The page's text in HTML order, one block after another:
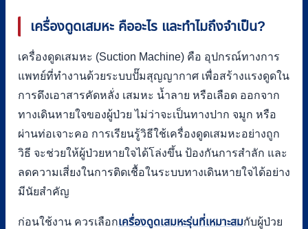
เครื่องดูดเสมหะ คืออะไร และทำไมถึงจำเป็น?
เครื่องดูดเสมหะ (Suction Machine) คือ อุปกรณ์ทางการ
แพทย์ที่ทำงานด้วยระบบปั๊มสุญญากาศ เพื่อสร้างแรงดูดใน
การดึงเอาสารคัดหลั่ง เสมหะ น้ำลาย หรือเลือด ออกจาก
ทางเดินหายใจของผู้ป่วย ไม่ว่าจะเป็นทางปาก จมูก หรือ
ผ่านท่อเจาะคอ การเรียนรู้วิธีใช้เครื่องดูดเสมหะอย่างถูก
วิธี จะช่วยให้ผู้ป่วยหายใจได้โล่งขึ้น ป้องกันการสำลัก และ
ลดความเสี่ยงในการติดเชื้อในระบบทางเดินหายใจได้อย่าง
มีนัยสำคัญ
ก่อนใช้งาน ควรเลือกเครื่องดูดเสมหะรุ่นที่เหมาะสมกับผู้ป่วย